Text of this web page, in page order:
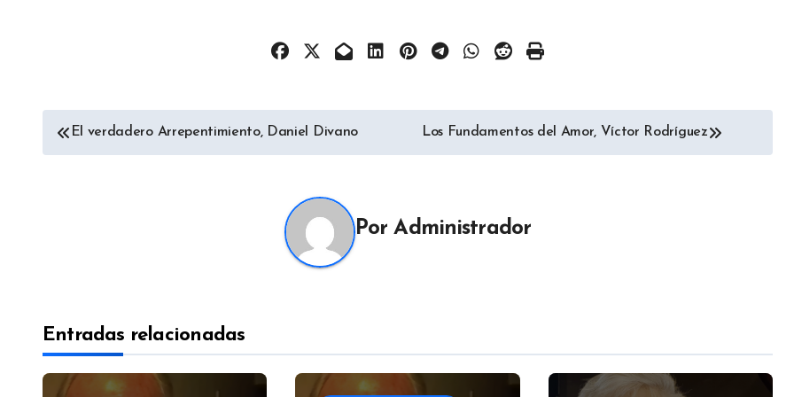
Navegación
El verdadero Arrepentimiento, Daniel Divano Los Fundamentos del Amor, Víctor Rodríguez
PorAdministrador
Entradas relacionadas